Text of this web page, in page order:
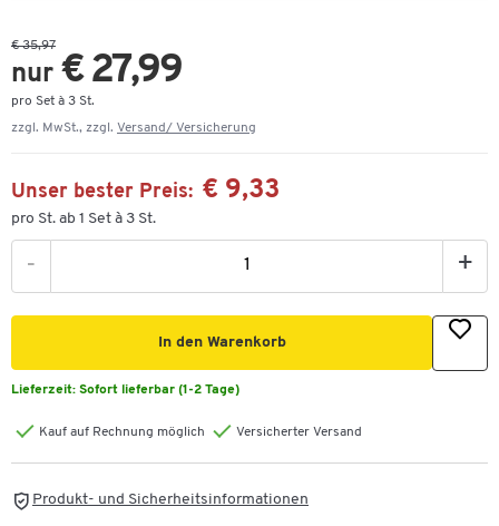
€ 35,97
nur € 27,99
pro Set à 3 St.
zzgl. MwSt., zzgl. Versand/ Versicherung
Unser bester Preis: € 9,33
pro St. ab 1 Set à 3 St.
- +
In den Warenkorb
Lieferzeit: Sofort lieferbar (1-2 Tage)
Kauf auf Rechnung möglich Versicherter Versand
Produkt- und Sicherheitsinformationen